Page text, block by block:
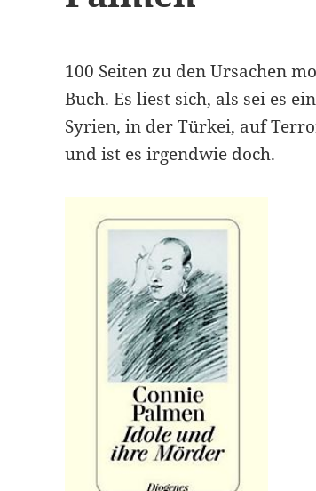
100 Seiten zu den Ursachen
Buch. Es liest sich, als sei es
Syrien, in der Türkei, auf
und ist es irgendwie doch.